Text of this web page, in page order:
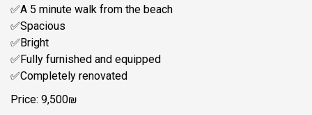
✅A 5 minute walk from the beach
✅Spacious
✅Bright
✅Fully furnished and equipped
✅Completely renovated
Price: 9,500₪